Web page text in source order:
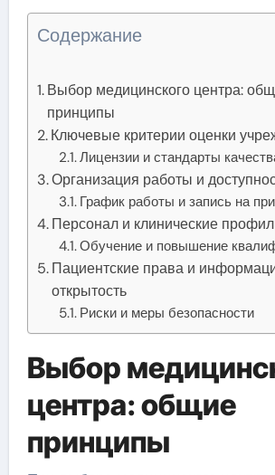
Содержание
Выбор медицинского центра:
принципы
Ключевые критерии оценки
Лицензии и стандарты
Организация работы и
График работы и запись на
Персонал и клинические
Обучение и повышение
Пациентские права и
открытость
Риски и меры безопасности
Выбор
центра: общие
принципы